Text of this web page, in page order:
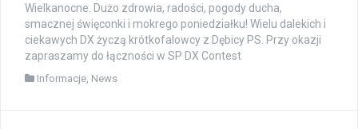
Wielkanocne. Dużo zdrowia, radości, pogody ducha,
smacznej święconki i mokrego poniedziałku! Wielu dalekich i
ciekawych DX życzą krótkofalowcy z Dębicy PS. Przy okazji
zapraszamy do łączności w SP DX Contest
Informacje, News